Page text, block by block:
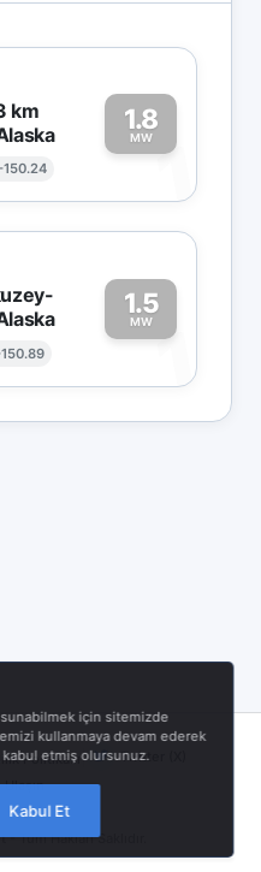
km
150.24
1.8
MW1
1.5
MW1
Politikası |
Twitter (X)
- Tüm Hakları Saklıdır.
için sitemizde
kullanmaya devam ederek
kabul etmiş olursunuz.
Kabul Et